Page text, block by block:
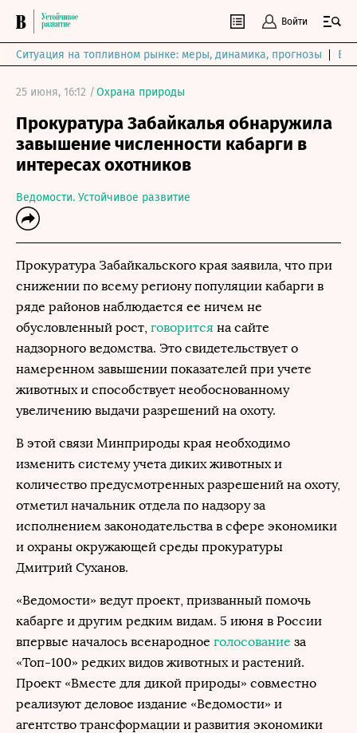
Войти
Ситуация на топливном рынке: меры, динамика, прогнозы
25 июня, 16:12 /Охрана природы
Прокуратура Забайкалья обнаружила
завышение численности кабарги в
интересах охотников
Ведомости. Устойчивое развитие
Прокуратура Забайкальского края заявила, что при
снижении по всему региону популяции кабарги в
ряде районов наблюдается ее ничем не
обусловленный рост, говорится на сайте
надзорного ведомства. Это свидетельствует о
намеренном завышении показателей при учете
животных и способствует необоснованному
увеличению выдачи разрешений на охоту.
В этой связи Минприроды края необходимо
изменить систему учета диких животных и
количество предусмотренных разрешений на охоту,
отметил начальник отдела по надзору за
исполнением законодательства в сфере экономики
и охраны окружающей среды прокуратуры
Дмитрий Суханов.
«Ведомости» ведут проект, призванный помочь
кабарге и другим редким видам. 5 июня в России
впервые началось всенародное голосование за
«Топ-100» редких видов животных и растений.
Проект «Вместе для дикой природы» совместно
реализуют деловое издание «Ведомости» и
агентство трансформации и развития экономики